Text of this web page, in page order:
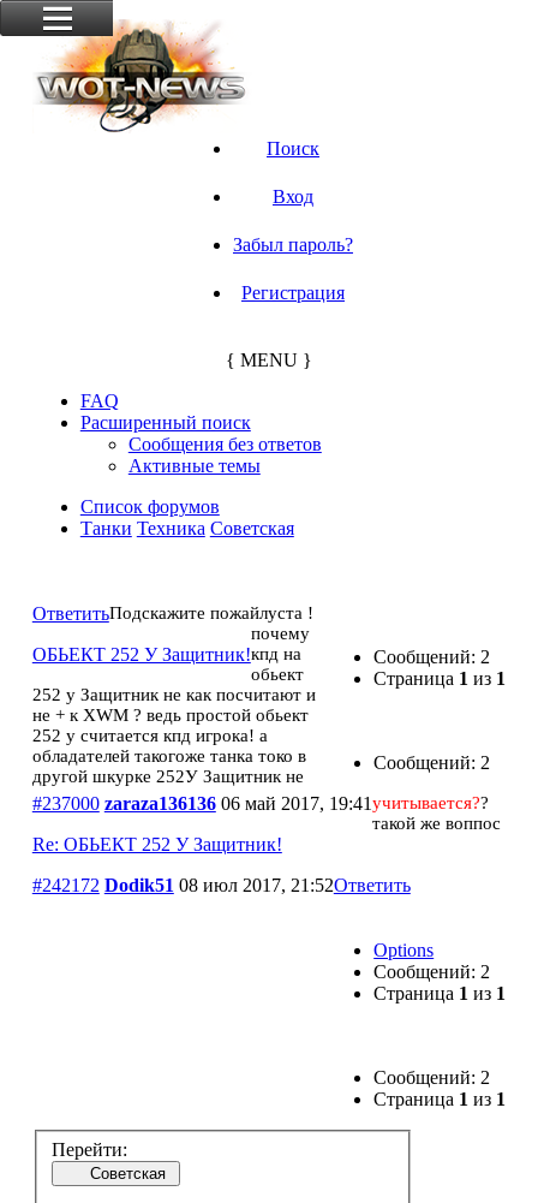
Поиск
Вход
Забыл пароль?
Регистрация
{ MENU }
FAQ
Расширенный поиск
Сообщения без ответов
Активные темы
Список форумов
Танки Техника Советская
Сообщений: 2
Страница 1 из 1
Сообщений: 2
Ответить
ОБЬЕКТ 252 У Защитник!
#237000 zaraza136136 06 май 2017, 19:41
Подскажите пожайлуста !
почему
кпд на
обьект
252 у Защитник не как посчитают и
не + к XWM ? ведь простой обьект
252 у считается кпд игрока! а
обладателей такогоже танка токо в
другой шкурке 252У Защитник не
учитывается??
Re: ОБЬЕКТ 252 У Защитник!
#242172 Dodik51 08 июл 2017, 21:52
такой же воппос
Ответить
Options
Сообщений: 2
Страница 1 из 1
Сообщений: 2
Страница 1 из 1
Перейти:
Советская